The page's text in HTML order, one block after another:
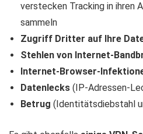
verstecken Tracking in ihren
sammeln
Zugriff Dritter auf Ihre
Stehlen von Internet-
Internet-Browser-
Datenlecks (IP-Adressen-
Betrug (Identitätsdiebstahl